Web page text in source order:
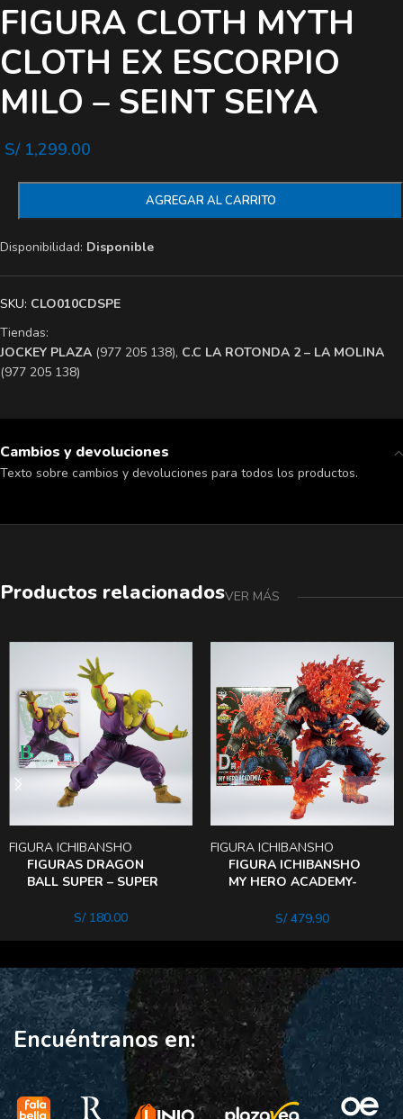
FIGURA CLOTH MYTH
CLOTH EX ESCORPIO
MILO – SEINT SEIYA
S/1,299.00
AGREGAR AL CARRITO
Disponibilidad: Disponible
SKU: CLO010CDSPE
Tiendas:
​JOCKEY PLAZA (977 205 138), ​C.C LA ROTONDA 2 – LA MOLINA
(977 205 138)
Cambios y devoluciones
Texto sobre cambios y devoluciones para todos los productos.
Productos relacionadosVER MÁS
FIGURAS DRAGON
BALL SUPER – SUPER
FIGURA ICHIBANSHO
S/180.00
FIGURA ICHIBANSHO
MY HERO ACADEMY-
FIGURA ICHIBANSHO
S/479.90
Encuéntranos en: